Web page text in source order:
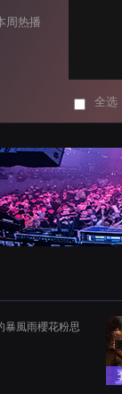
周热播
全选
暴風雨櫻花粉思